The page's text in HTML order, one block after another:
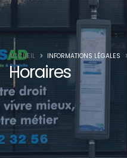
Horaires
ACCUEIL INFORMATIONS LÉGALES